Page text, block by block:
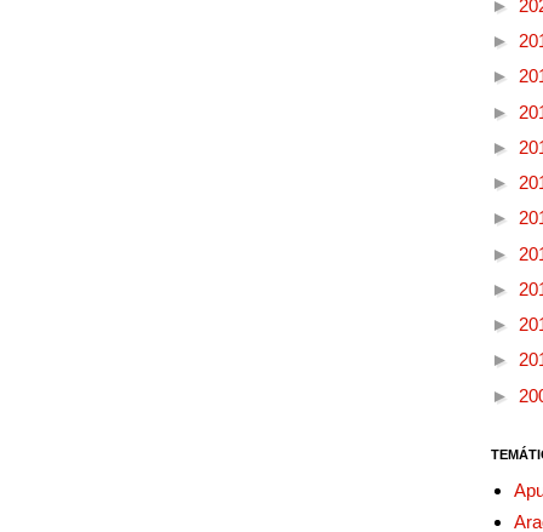
►
►
►
►
►
►
►
►
►
►
►
►